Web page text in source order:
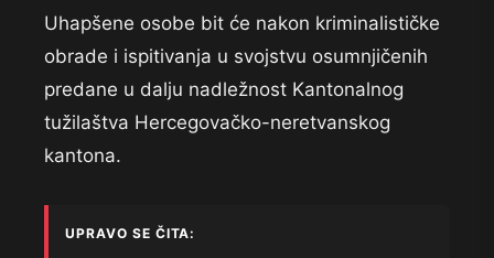
Uhapšene osobe bit će nakon kriminalističke
obrade i ispitivanja u svojstvu osumnjičenih
predane u dalju nadležnost Kantonalnog
tužilaštva Hercegovačko-neretvanskog
kantona.
UPRAVO SE ČITA: